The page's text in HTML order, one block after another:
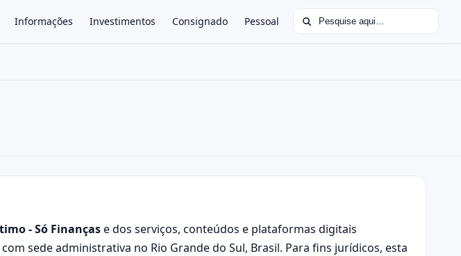
Informações Investimentos Consignado Pessoal Buscar por:
- Só Finançase dos serviços, conteúdos e plataformas digitais
sede administrativa no Rio Grande do Sul, Brasil. Para fins jurídicos, esta